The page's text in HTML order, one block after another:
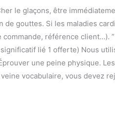
le glaçons, être
de gouttes. Si les maladies
commande, référence client…).
lié 1 offerte) Nous
une peine physique.
vocabulaire, vous devez